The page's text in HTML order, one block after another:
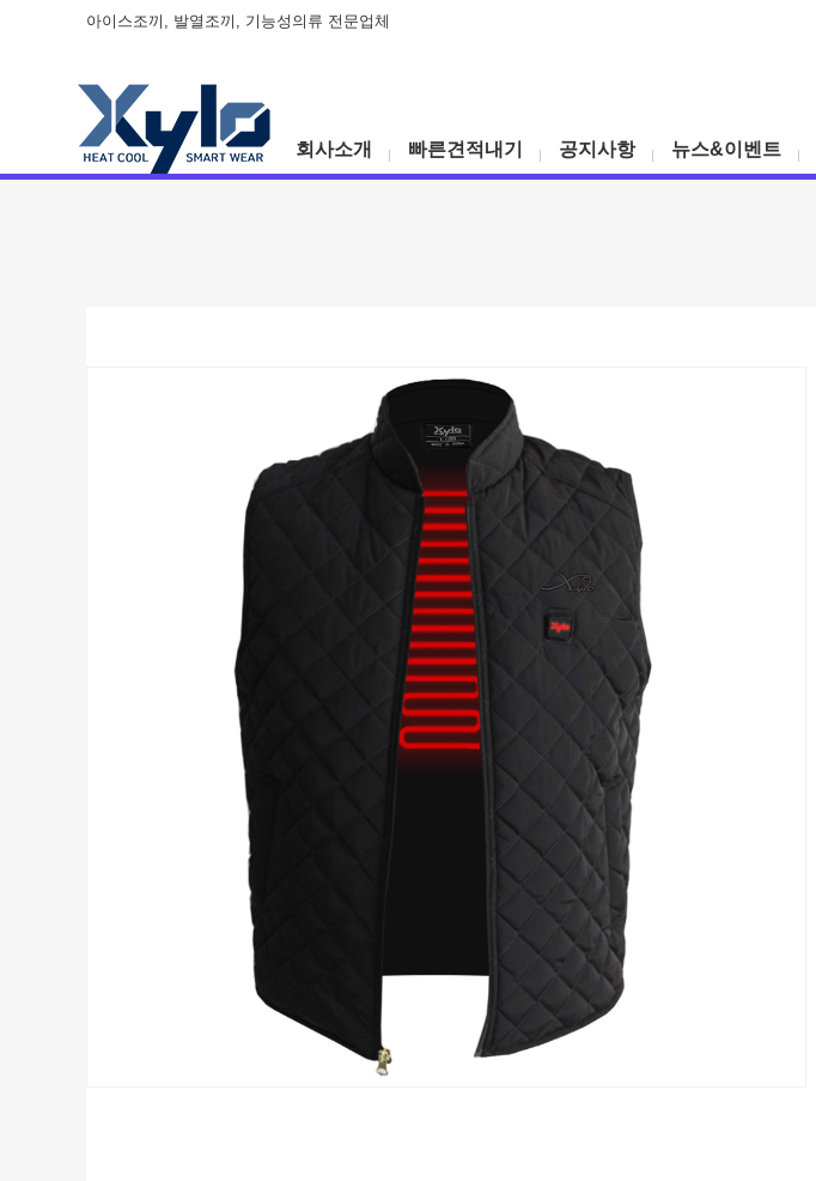
아이스조끼, 발열조끼, 기능성의류 전문업체
회사소개 빠른견적내기 공지사항 뉴스&이벤트